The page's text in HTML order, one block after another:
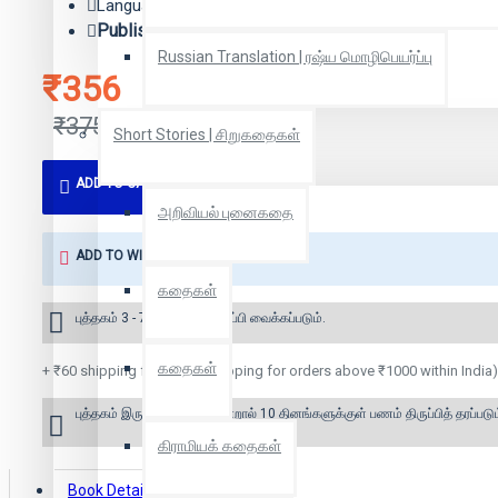
Russian Translation | ரஷ்ய மொழிபெயர்ப்பு
Short Stories | சிறுகதைகள்
அறிவியல் புனைகதை
கதைகள்
கதைகள்
கிராமியக் கதைகள்
₹356
₹375
Language: Tamil
Publisher:
ADD TO CART
ADD TO WISH LIST
புத்தகம் 3 - 7 நாட்களில் அனுப்பி வைக்கப்படும்.
+ ₹60 shipping fee* (Free shipping for orders above ₹1000 within India)
புத்தகம் இருப்பில் இல்லை என்றால் 10 தினங்களுக்குள் பணம் திருப்பித்
Book Details